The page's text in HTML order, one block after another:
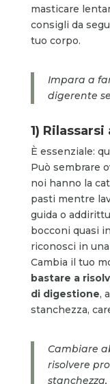
masticare
consigli da
tuo corpo.
Impara a
digerente
1) Rilassarsi
È essenziale:
Può sembrare
noi hanno la
pasti mentre
guida o
bocconi quasi
riconosci in
Cambia il tuo
bastare a
di digestione,
stanchezza,
Cambiare
risolvere